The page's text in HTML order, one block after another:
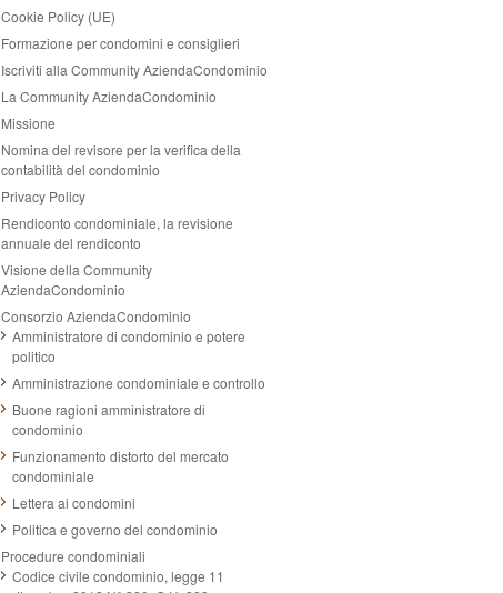
Cookie Policy (UE)
Formazione per condomini e consiglieri
Iscriviti alla Community AziendaCondominio
La Community AziendaCondominio
Missione
Nomina del revisore per la verifica della
contabilità del condominio
Privacy Policy
Rendiconto condominiale, la revisione
annuale del rendiconto
Visione della Community
AziendaCondominio
Consorzio AziendaCondominio
Amministratore di condominio e potere
politico
Amministrazione condominiale e controllo
Buone ragioni amministratore di
condominio
Funzionamento distorto del mercato
condominiale
Lettera ai condomini
Politica e governo del condominio
Procedure condominiali
Codice civile condominio, legge 11